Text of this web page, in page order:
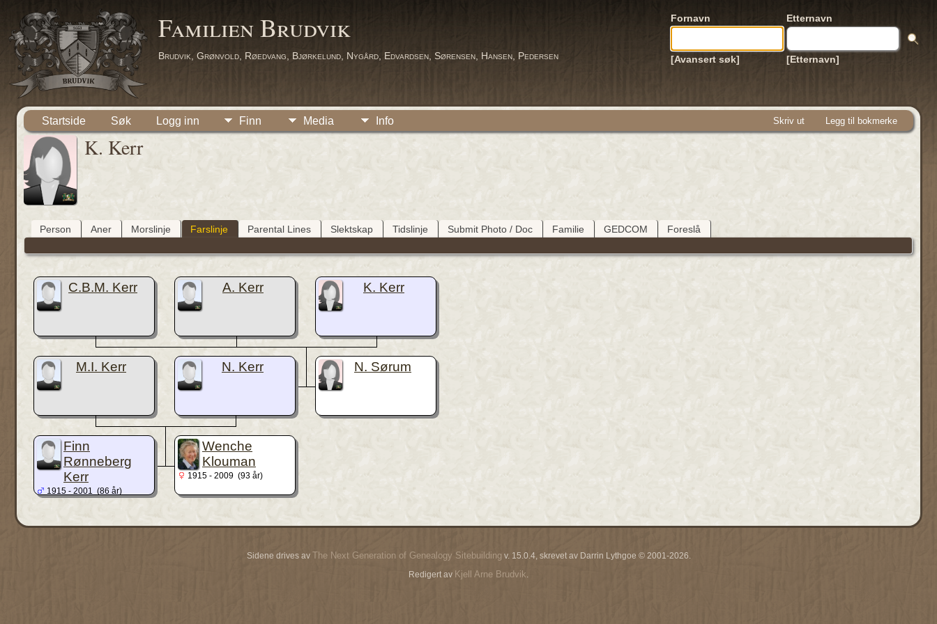
Familien Brudvik
Brudvik, Grønvold, Røedvang, Bjørkelund, Nygård, Edvardsen, Sørensen, Hansen, Pedersen
Fornavn Etternavn
[Avansert søk] [Etternavn]
Startside Søk Logg inn Finn Media Info Skriv ut Legg til bokmerke
K. Kerr
Person Aner Morslinje Farslinje Parental Lines Slektskap Tidslinje Submit Photo / Doc Familie GEDCOM Foreslå
C.B.M. Kerr A. Kerr K. Kerr
M.I. Kerr N. Kerr N. Sørum
Finn
Rønneberg
Kerr
1915 - 2001 (86 år)
Wenche
Klouman
1915 - 2009 (93 år)
Sidene drives av The Next Generation of Genealogy Sitebuilding v. 15.0.4, skrevet av Darrin Lythgoe © 2001-2026.
Redigert av Kjell Arne Brudvik